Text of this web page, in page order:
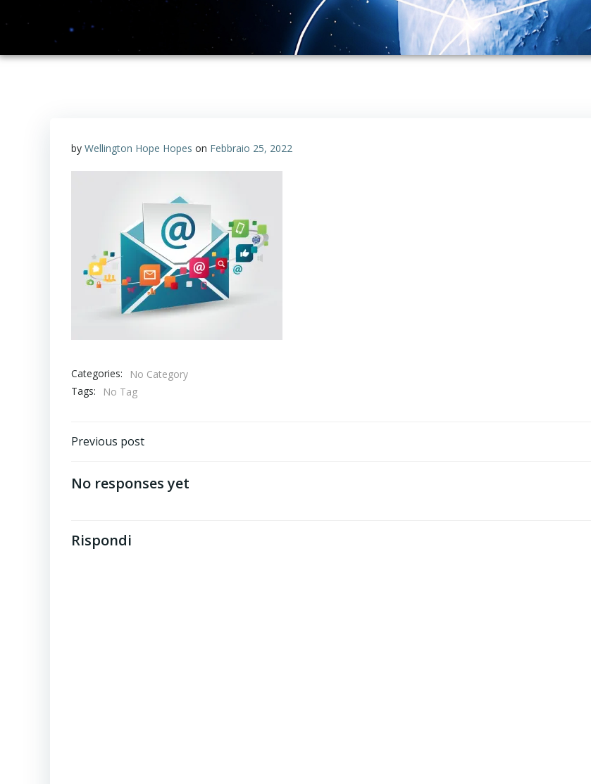
by Wellington Hope Hopes on Febbraio 25, 2022
Categories:
No Category
Tags:
No Tag
Post
navigation
Previous post
No responses yet
Rispondi